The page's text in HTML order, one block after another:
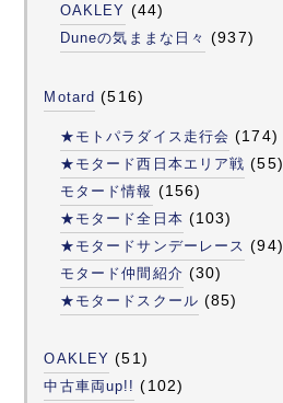
OAKLEY (44)
Duneの気ままな日々 (937)
Motard (516)
★モトパラダイス走行会 (174)
★モタード西日本エリア戦 (55)
モタード情報 (156)
★モタード全日本 (103)
★モタードサンデーレース (94)
モタード仲間紹介 (30)
★モタードスクール (85)
OAKLEY (51)
中古車両up!! (102)